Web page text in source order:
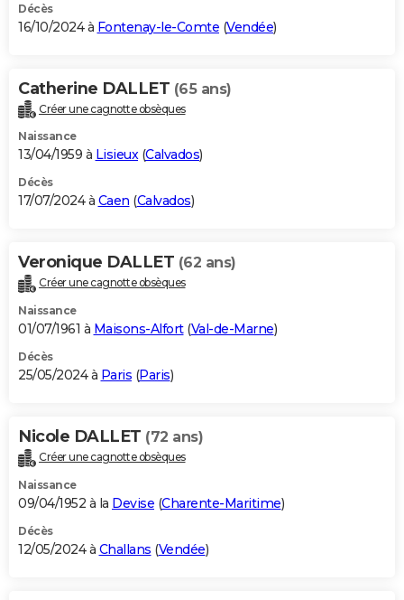
Décès
16/10/2024 à Fontenay-le-Comte (Vendée)
Catherine DALLET (65 ans)
Créer une cagnotte obsèques
Naissance
13/04/1959 à Lisieux(Calvados)
Décès
17/07/2024 à Caen (Calvados)
Veronique DALLET (62 ans)
Créer une cagnotte obsèques
Naissance
01/07/1961 à Maisons-Alfort(Val-de-Marne)
Décès
25/05/2024 à Paris (Paris)
Nicole DALLET (72 ans)
Créer une cagnotte obsèques
Naissance
09/04/1952 à la Devise (Charente-Maritime)
Décès
12/05/2024 à Challans (Vendée)